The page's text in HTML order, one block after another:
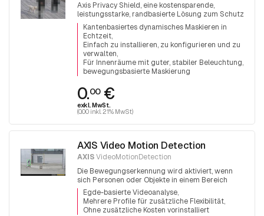
Axis Privacy Shield, eine kostensparende,
leistungsstarke, randbasierte Lösung zum Schutz
der Privatsphäre.
Kantenbasiertes dynamisches Maskieren in
Echtzeit
Einfach zu installieren, zu konfigurieren und zu
verwalten
Für Innenräume mit guter, stabiler Beleuchtung
bewegungsbasierte Maskierung
0.00€
exkl. MwSt.
(0.00 inkl. 21% MwSt)
AXIS Video Motion Detection
AXISVideoMotionDetection
Die Bewegungserkennung wird aktiviert, wenn
sich Personen oder Objekte in einem Bereich
bewegen
Egde-basierte Videoanalyse
Mehrere Profile für zusätzliche Flexibilität
Ohne zusätzliche Kosten vorinstalliert